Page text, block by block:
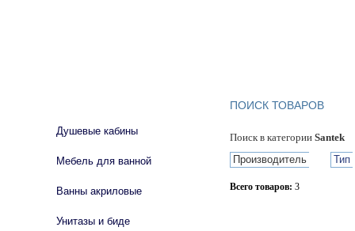
ПОИСК ТОВАРОВ
Поиск в категории Santek
Производитель
Тип
Всего товаров: 3
Душевые кабины
Мебель для ванной
Ванны акриловые
Унитазы и биде